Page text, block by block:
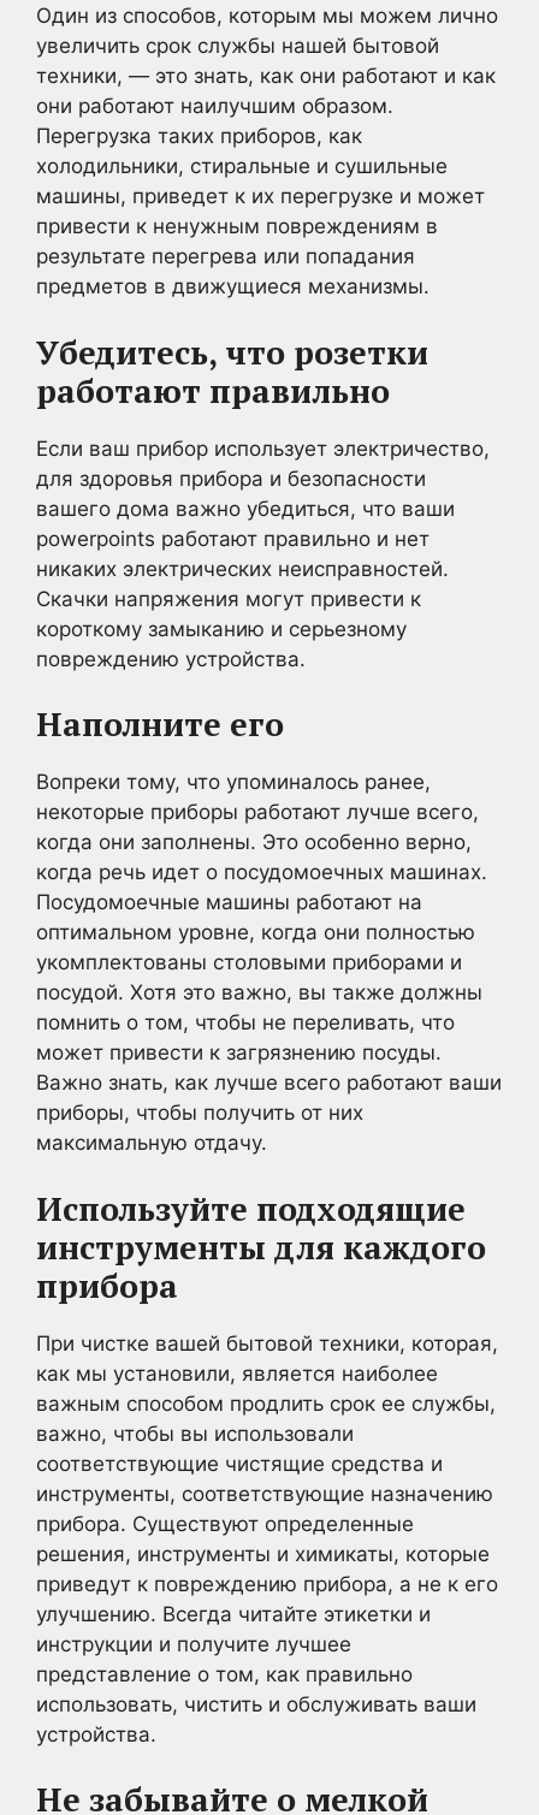
Один из способов, которым мы можем лично
увеличить срок службы нашей бытовой
техники, — это знать, как они работают и как
они работают наилучшим образом.
Перегрузка таких приборов, как
холодильники, стиральные и сушильные
машины, приведет к их перегрузке и может
привести к ненужным повреждениям в
результате перегрева или попадания
предметов в движущиеся механизмы.
Убедитесь, что розетки
работают правильно
Если ваш прибор использует электричество,
для здоровья прибора и безопасности
вашего дома важно убедиться, что ваши
powerpoints работают правильно и нет
никаких электрических неисправностей.
Скачки напряжения могут привести к
короткому замыканию и серьезному
повреждению устройства.
Наполните его
Вопреки тому, что упоминалось ранее,
некоторые приборы работают лучше всего,
когда они заполнены. Это особенно верно,
когда речь идет о посудомоечных машинах.
Посудомоечные машины работают на
оптимальном уровне, когда они полностью
укомплектованы столовыми приборами и
посудой. Хотя это важно, вы также должны
помнить о том, чтобы не переливать, что
может привести к загрязнению посуды.
Важно знать, как лучше всего работают ваши
приборы, чтобы получить от них
максимальную отдачу.
Используйте подходящие
инструменты для каждого
прибора
При чистке вашей бытовой техники, которая,
как мы установили, является наиболее
важным способом продлить срок ее службы,
важно, чтобы вы использовали
соответствующие чистящие средства и
инструменты, соответствующие назначению
прибора. Существуют определенные
решения, инструменты и химикаты, которые
приведут к повреждению прибора, а не к его
улучшению. Всегда читайте этикетки и
инструкции и получите лучшее
представление о том, как правильно
использовать, чистить и обслуживать ваши
устройства.
Не забывайте о мелкой